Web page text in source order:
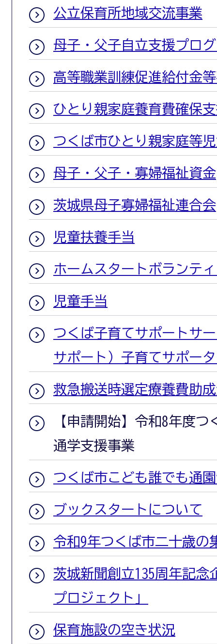
公立保育所地域交流事業
母子・父子自立支援プロ
高等職業訓練促進給付金
ひとり親家庭養育費確保
つくば市ひとり親家庭等
母子・父子・寡婦福祉資金
茨城県母子寡婦福祉連合会
児童扶養手当
ホームスタートボランテ
児童手当
つくば子育てサポートサ
サポート）子育てサポー
救急搬送時選定療養費助
【申請開始】令和8年度
通学支援事業
つくば市こども誰でも通
ブックスタートについて
令和9年つくば市二十歳の
茨城新聞創立135周年記念
プロジェクト」
保育施設の空き状況